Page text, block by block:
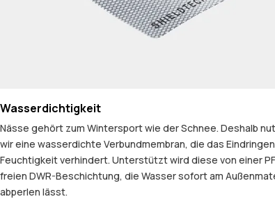
Wasserdichtigkeit
Nässe gehört zum Wintersport wie der Schnee. Deshalb
wir eine wasserdichte Verbundmembran, die das
Feuchtigkeit verhindert. Unterstützt wird diese von einer
freien DWR-Beschichtung, die Wasser sofort am
abperlen lässt.